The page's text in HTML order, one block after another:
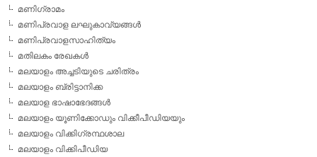
മണിഗ്രാമം
മണിപ്രവാള ലഘുകാവ്യങ്ങള്‍
മണിപ്രവാളസാഹിത്യം
മതിലകം രേഖകള്‍
മലയാളം അച്ചടിയുടെ ചരിത്രം
മലയാളം ബ്രിട്ടാനിക്ക
മലയാള ഭാഷാഭേദങ്ങള്‍
മലയാളം യൂണിക്കോഡും വിക്കീപീഡിയയും
മലയാളം വിക്കിഗ്രന്ഥശാല
മലയാളം വിക്കിപീഡിയ